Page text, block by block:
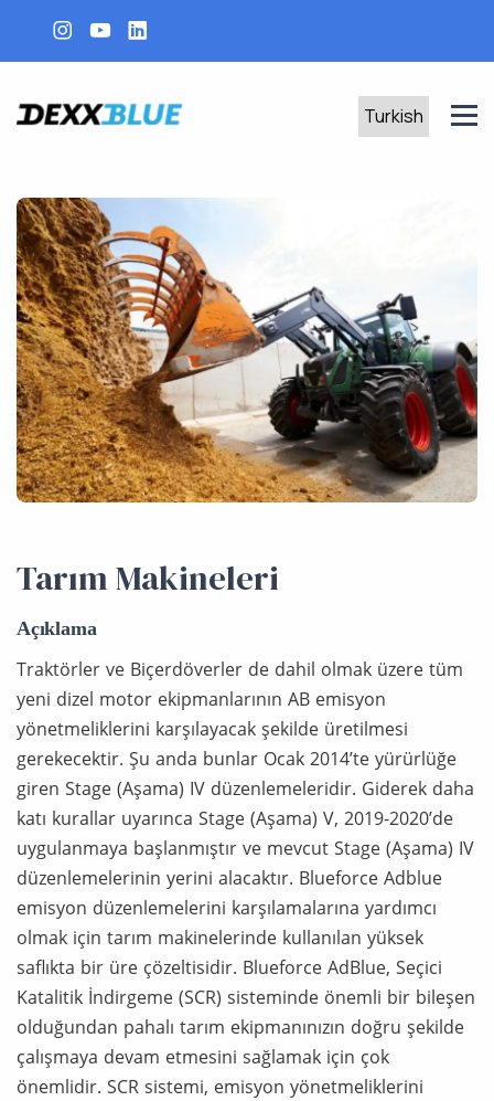
Tarım Makineleri
Açıklama
Traktörler ve Biçerdöverler de dahil olmak üzere tüm
yeni dizel motor ekipmanlarının AB emisyon
yönetmeliklerini karşılayacak şekilde üretilmesi
gerekecektir. Şu anda bunlar Ocak 2014’te yürürlüğe
giren Stage (Aşama) IV düzenlemeleridir. Giderek daha
katı kurallar uyarınca Stage (Aşama) V, 2019-2020’de
uygulanmaya başlanmıştır ve mevcut Stage (Aşama) IV
düzenlemelerinin yerini alacaktır. Blueforce Adblue
emisyon düzenlemelerini karşılamalarına yardımcı
olmak için tarım makinelerinde kullanılan yüksek
saflıkta bir üre çözeltisidir. Blueforce AdBlue, Seçici
Katalitik İndirgeme (SCR) sisteminde önemli bir bileşen
olduğundan pahalı tarım ekipmanınızın doğru şekilde
çalışmaya devam etmesini sağlamak için çok
önemlidir. SCR sistemi, emisyon yönetmeliklerini